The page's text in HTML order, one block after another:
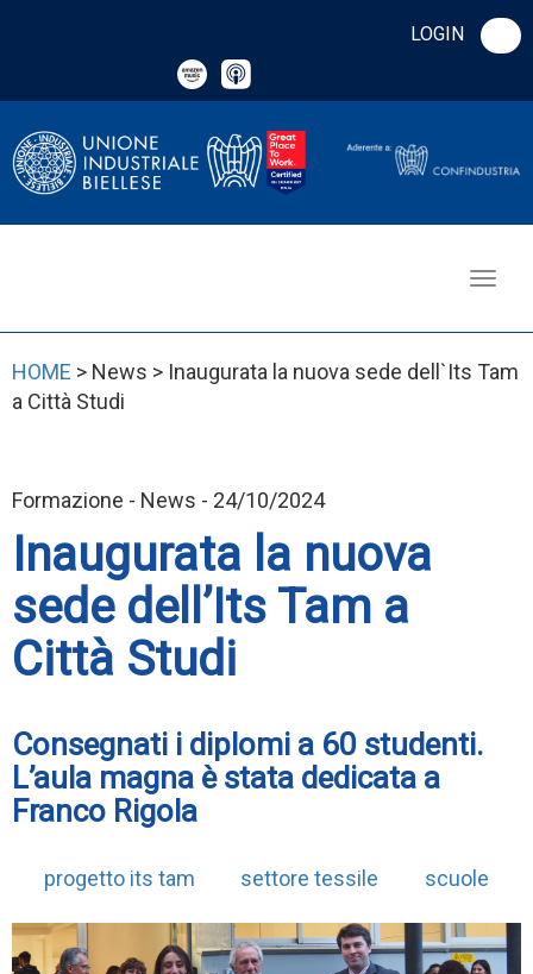
LOGIN
HOME > News > Inaugurata la nuova sede dell`Its Tam
a Città Studi
Formazione - News - 24/10/2024
Inaugurata la nuova
sede dell’Its Tam a
Città Studi
Consegnati i diplomi a 60 studenti.
L’aula magna è stata dedicata a
Franco Rigola
progetto its tam settore tessile scuole